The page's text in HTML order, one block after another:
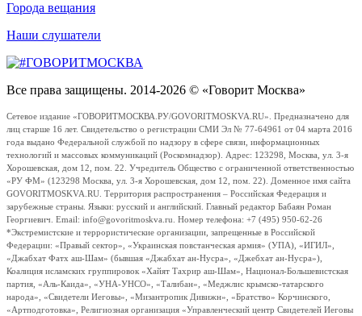
Города вещания
Наши слушатели
Все права защищены. 2014-2026 © «Говорит Москва»
Сетевое издание «ГОВОРИТМОСКВА.РУ/GOVORITMOSKVA.RU». Предназначено для
лиц старше 16 лет. Свидетельство о регистрации СМИ Эл № 77-64961 от 04 марта 2016
года выдано Федеральной службой по надзору в сфере связи, информационных
технологий и массовых коммуникаций (Роскомнадзор). Адрес: 123298, Москва, ул. 3-я
Хорошевская, дом 12, пом. 22. Учредитель Общество с ограниченной ответственностью
«РУ ФМ» (123298 Москва, ул. 3-я Хорошевская, дом 12, пом. 22). Доменное имя сайта
GOVORITMOSKVA.RU. Территория распространения – Российская Федерация и
зарубежные страны. Языки: русский и английский. Главный редактор Бабаян Роман
Георгиевич. Email: info@govoritmoskva.ru. Номер телефона: +7 (495) 950-62-26
*Экстремистские и террористические организации, запрещенные в Российской
Федерации: «Правый сектор», «Украинская повстанческая армия» (УПА), «ИГИЛ»,
«Джабхат Фатх аш-Шам» (бывшая «Джабхат ан-Нусра», «Джебхат ан-Нусра»),
Коалиция исламских группировок «Хайят Тахрир аш-Шам», Национал-Большевистская
партия, «Аль-Каида», «УНА-УНСО», «Талибан», «Меджлис крымско-татарского
народа», «Свидетели Иеговы», «Мизантропик Дивижн», «Братство» Корчинского,
«Артподготовка», Религиозная организация «Управленческий центр Свидетелей Иеговы